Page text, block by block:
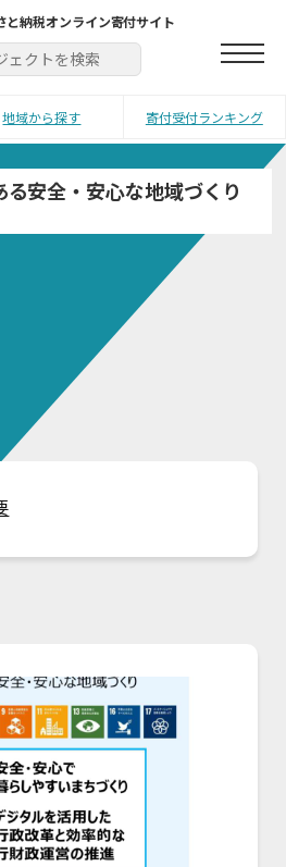
と納税オンライン寄付サイト
地域から探す 寄付受付ランキング
安全・安心な地域づくり